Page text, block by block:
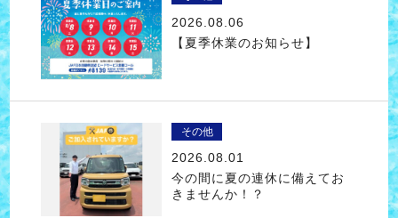
2026.08.06
【夏季休業のお知らせ】
その他
2026.08.01
今の間に夏の連休に備えてお
きませんか！？